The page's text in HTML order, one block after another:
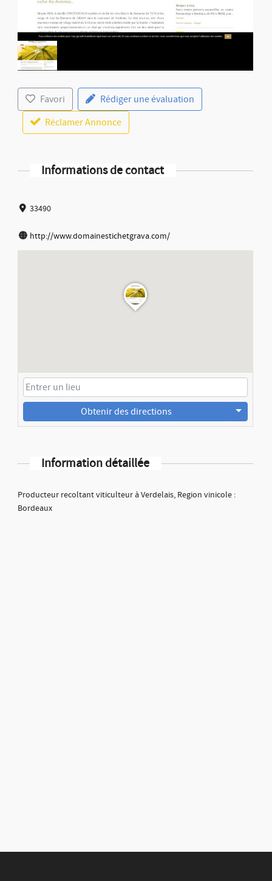
Favori
Rédiger une évaluation
Réclamer Annonce
Informations de contact
33490
http://www.domainestichetgrava.com/
Obtenir des directions
Information détaillée
Producteur recoltant viticulteur à Verdelais, Region vinicole :
Bordeaux